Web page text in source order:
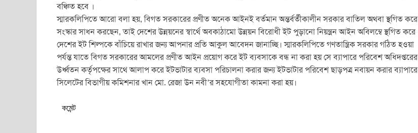
বঞ্চিত হবে ।
স্মারকলিপিতে আরো বলা হয়, বিগত সরকারের প্রণীত অনেক আইনই বর্তমান অন্তর্বর্তীকালীন সরকার বাতিল অথবা স্থগিত করে
সংস্কার সাধন করছেন, তাই দেশের উন্নয়নের স্বার্থে অবকাঠামো উন্নয়ন বিরোধী ইট পুড়ানো নিয়ন্ত্রন আইন অবিলম্বে স্থগিত করে
দেশের ইট শিল্পকে বাঁচিয়ে রাখার জন্য আপনার প্রতি আকুল আবেদন জানাচ্ছি। স্মারকলিপিতে গণতান্ত্রিক সরকার গঠিত হওয়া
পর্যন্ত যাতে বিগত সরকারের আমলের প্রণীত আইন প্রয়োগ করে ইট ব্যবসাকে বন্ধ না করা হয় সে ব্যাপারে পরিবেশ অধিদপ্তরের
উর্ধ্বতন কর্তৃপক্ষের সাথে আলাপ করে ইটভাটার ব্যবসা পরিচালনা করার জন্য ইটভাটার পরিবেশ ছাড়পত্র নবায়ন করার ব্যাপারে
সিলেটের বিভাগীয় কমিশনার খান মো. রেজা উন নবী’র সহযোগীতা কামনা করা হয়।
কমেন্ট